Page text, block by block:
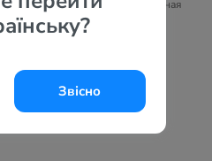
Звісно
(не во всех номерах). Ванная
принадлежностями.
Sharm el Sheikh, Egypt